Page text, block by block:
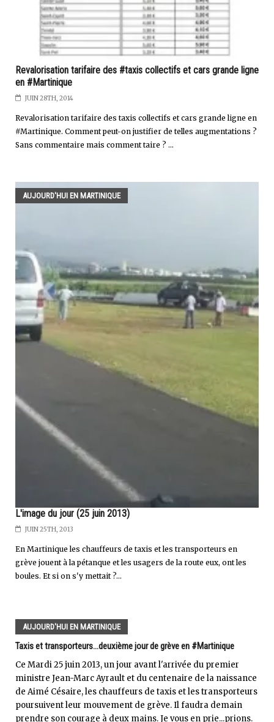
Revalorisation tarifaire des #taxis collectifs et cars grande ligne
en #Martinique
JUIN 28TH, 2014
Revalorisation tarifaire des taxis collectifs et cars grande ligne en
#Martinique. Comment peut-on justifier de telles augmentations ?
Sans commentaire mais comment taire ? ...
AUJOURD'HUI EN MARTINIQUE
L'image du jour (25 juin 2013)
JUIN 25TH, 2013
En Martinique les chauffeurs de taxis et les transporteurs en
grève jouent à la pétanque et les usagers de la route eux, ont les
boules. Et si on s'y mettait ?...
AUJOURD'HUI EN MARTINIQUE
Taxis et transporteurs...deuxième jour de grève en #Martinique
Ce Mardi 25 juin 2013, un jour avant l'arrivée du premier
ministre Jean-Marc Ayrault et du centenaire de la naissance
de Aimé Césaire, les chauffeurs de taxis et les transporteurs
poursuivent leur mouvement de grève. Il faudra demain
prendre son courage à deux mains. Je vous en prie...prions.